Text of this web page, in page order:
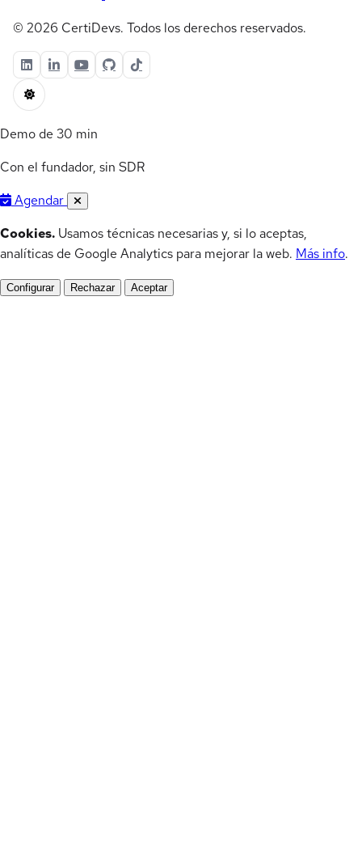
© 2026 CertiDevs. Todos los derechos reservados.
Demo de 30 min
Con el fundador, sin SDR
Agendar
Cookies. Usamos técnicas necesarias y, si lo aceptas,
analíticas de Google Analytics para mejorar la web. Más info.
Configurar Rechazar Aceptar